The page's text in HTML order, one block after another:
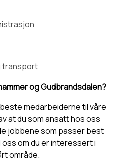
transport
og Gudbrandsdalen?
medarbeiderne til våre
at du som ansatt hos oss
jobbene som passer best
om du er interessert i
område.